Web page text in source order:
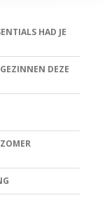
HAD JE
DEZE